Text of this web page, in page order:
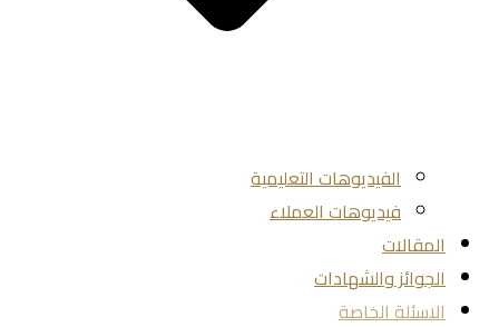
الفيديوهات التعليمية
فيديوهات العملاء
المقالات
الجوائز والشهادات
الاسئلة الخاصة